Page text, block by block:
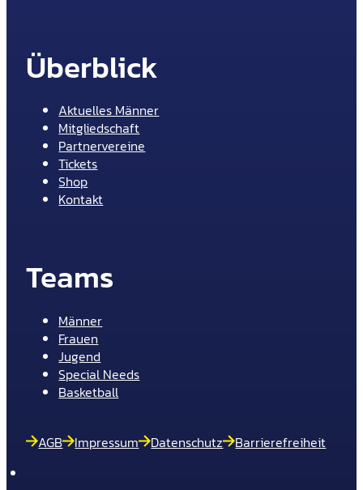
Überblick
Aktuelles Männer
Mitgliedschaft
Partnervereine
Tickets
Shop
Kontakt
Teams
Männer
Frauen
Jugend
Special Needs
Basketball
AGB Impressum Datenschutz Barrierefreiheit